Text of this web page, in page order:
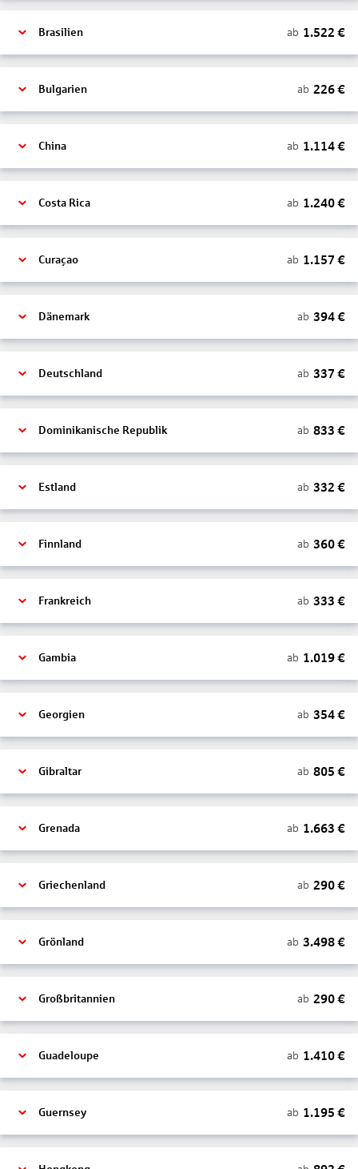
Brasilien ab 1.522 €
Bulgarien ab 226€
China ab 1.114€
Costa Rica ab 1.240€
Curaçao ab 1.157 €
Dänemark ab 394€
Deutschland ab 337 €
Dominikanische Republik ab 833 €
Estland ab 332 €
Finnland ab 360€
Frankreich ab 333 €
Gambia ab 1.019€
Georgien ab 354€
Gibraltar ab 805 €
Grenada ab 1.663 €
Griechenland ab 290€
Grönland ab 3.498€
Großbritannien ab 290€
Guadeloupe ab 1.410€
Guernsey ab 1.195 €